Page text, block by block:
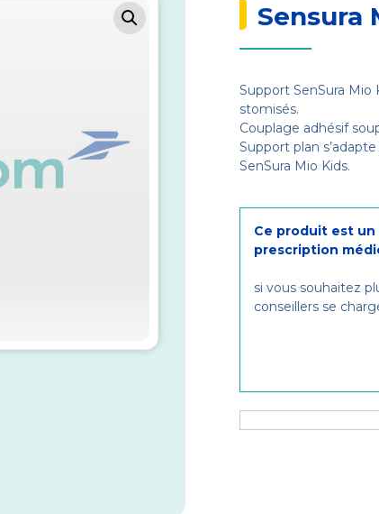
Sensura
Support SenSura Mio
stomisés.
Couplage adhésif
Support plan
SenSura Mio Kids.
Ce produit est
prescription
si vous souhaitez
conseillers se